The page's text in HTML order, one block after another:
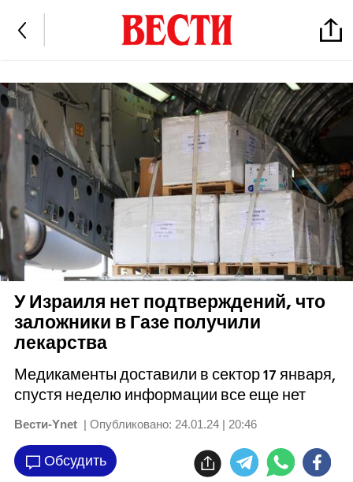
У Израиля нет подтверждений, что
заложники в Газе получили
лекарства
Медикаменты доставили в сектор 17 января,
спустя неделю информации все еще нет
Вести-Ynet | Опубликовано: 24.01.24 | 20:46
Обсудить